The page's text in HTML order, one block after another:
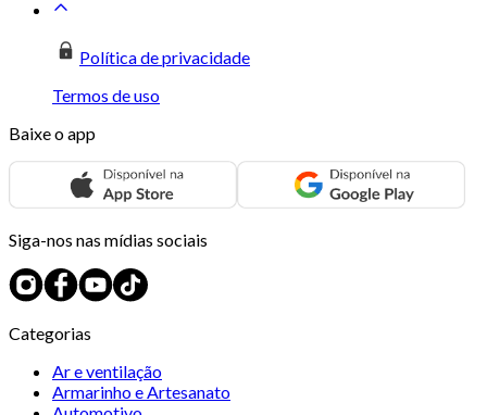
Política de privacidade
Termos de uso
Baixe o app
Siga-nos nas mídias sociais
Categorias
Ar e ventilação
Armarinho e Artesanato